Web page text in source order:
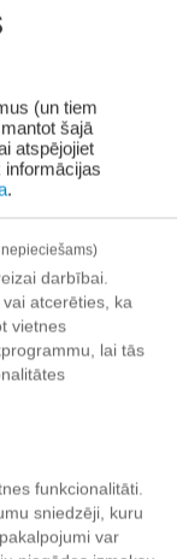
(un tiem
šajā
atspējojiet
informācijas
.
darbībai.
atcerēties, ka
vietnes
lai tās
funkcionalitāti.
sniedzēji, kuru
var